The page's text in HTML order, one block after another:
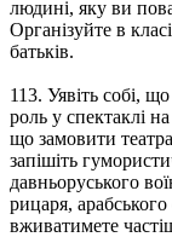
людині, яку ви
Організуйте в
батьків.
113. Уявіть собі,
роль у спектаклі
що замовити
запішіть
давньоруського
рицаря,
вживатимете